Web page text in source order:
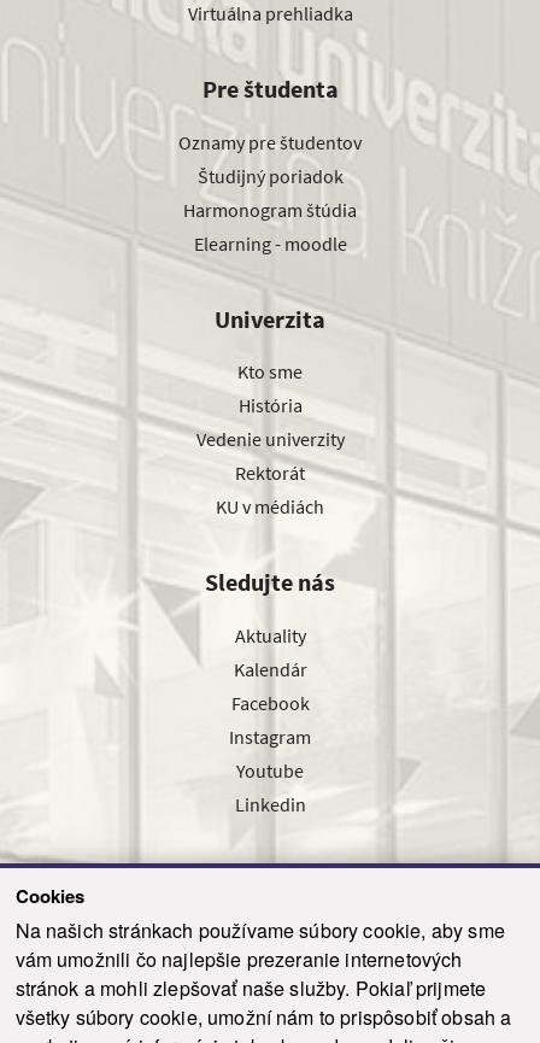
Cookies
Na našich stránkach používame súbory cookie, aby sme
vám umožnili čo najlepšie prezeranie internetových
stránok a mohli zlepšovať naše služby. Pokiaľ prijmete
všetky súbory cookie, umožní nám to prispôsobiť obsah a
Virtuálna prehliadka
Pre študenta
Oznamy pre študentov
Študijný poriadok
Harmonogram štúdia
Elearning - moodle
Univerzita
Kto sme
História
Vedenie univerzity
Rektorát
KU v médiách
Sledujte nás
Aktuality
Kalendár
Facebook
Instagram
Youtube
Linkedin